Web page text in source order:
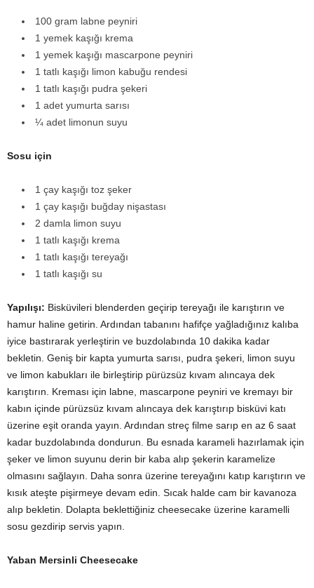
100 gram labne peyniri
1 yemek kaşığı krema
1 yemek kaşığı mascarpone peyniri
1 tatlı kaşığı limon kabuğu rendesi
1 tatlı kaşığı pudra şekeri
1 adet yumurta sarısı
¼ adet limonun suyu
Sosu için
1 çay kaşığı toz şeker
1 çay kaşığı buğday nişastası
2 damla limon suyu
1 tatlı kaşığı krema
1 tatlı kaşığı tereyağı
1 tatlı kaşığı su
Yapılışı: Bisküvileri blenderden geçirip tereyağı ile karıştırın ve
hamur haline getirin. Ardından tabanını hafifçe yağladığınız kalıba
iyice bastırarak yerleştirin ve buzdolabında 10 dakika kadar
bekletin. Geniş bir kapta yumurta sarısı, pudra şekeri, limon suyu
ve limon kabukları ile birleştirip pürüzsüz kıvam alıncaya dek
karıştırın. Kreması için labne, mascarpone peyniri ve kremayı bir
kabın içinde pürüzsüz kıvam alıncaya dek karıştırıp bisküvi katı
üzerine eşit oranda yayın. Ardından streç filme sarıp en az 6 saat
kadar buzdolabında dondurun. Bu esnada karameli hazırlamak için
şeker ve limon suyunu derin bir kaba alıp şekerin karamelize
olmasını sağlayın. Daha sonra üzerine tereyağını katıp karıştırın ve
kısık ateşte pişirmeye devam edin. Sıcak halde cam bir kavanoza
alıp bekletin. Dolapta beklettiğiniz cheesecake üzerine karamelli
sosu gezdirip servis yapın.
Yaban Mersinli Cheesecake